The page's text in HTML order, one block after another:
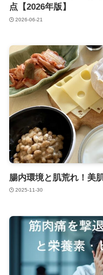
点【2026年版】
2026-06-21
腸内環境と肌荒れ！美
2025-11-30